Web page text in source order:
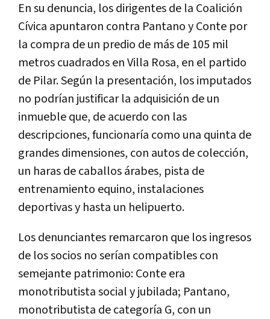
En su denuncia, los dirigentes de la Coalición
Cívica apuntaron contra Pantano y Conte por
la compra de un predio de más de 105 mil
metros cuadrados en Villa Rosa, en el partido
de Pilar. Según la presentación, los imputados
no podrían justificar la adquisición de un
inmueble que, de acuerdo con las
descripciones, funcionaría como una quinta de
grandes dimensiones, con autos de colección,
un haras de caballos árabes, pista de
entrenamiento equino, instalaciones
deportivas y hasta un helipuerto.
Los denunciantes remarcaron que los ingresos
de los socios no serían compatibles con
semejante patrimonio: Conte era
monotributista social y jubilada; Pantano,
monotributista de categoría G, con un